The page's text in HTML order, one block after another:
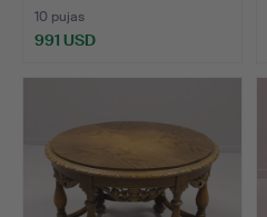
10 pujas
991 USD